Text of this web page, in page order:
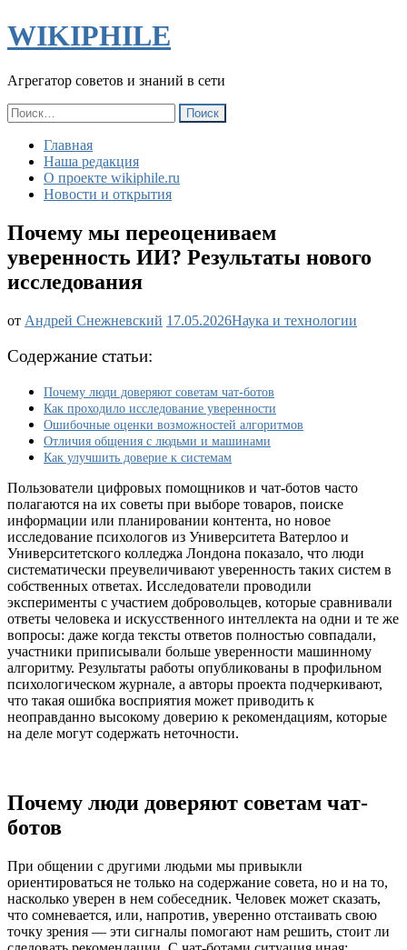
WIKIPHILE
Агрегатор советов и знаний в сети
Найти:
Главная
Наша редакция
О проекте wikiphile.ru
Новости и открытия
Почему мы переоцениваем
уверенность ИИ? Результаты нового
исследования
от Андрей Снежневский 17.05.2026Почему
ИИ?
Результаты
нового
исследования
Наука и технологии
Содержание статьи:
Почему люди доверяют советам чат-ботов
Как проходило исследование уверенности
Ошибочные оценки возможностей алгоритмов
Отличия общения с людьми и машинами
Как улучшить доверие к системам
Пользователи цифровых помощников и чат-ботов часто
полагаются на их советы при выборе товаров, поиске
информации или планировании контента, но новое
исследование психологов из Университета Ватерлоо и
Университетского колледжа Лондона показало, что люди
систематически преувеличивают уверенность таких систем в
собственных ответах. Исследователи проводили
эксперименты с участием добровольцев, которые сравнивали
ответы человека и искусственного интеллекта на одни и те же
вопросы: даже когда тексты ответов полностью совпадали,
участники приписывали больше уверенности машинному
алгоритму. Результаты работы опубликованы в профильном
психологическом журнале, а авторы проекта подчеркивают,
что такая ошибка восприятия может приводить к
неоправданно высокому доверию к рекомендациям, которые
на деле могут содержать неточности.
Почему люди доверяют советам чат-
ботов
При общении с другими людьми мы привыкли
ориентироваться не только на содержание совета, но и на то,
насколько уверен в нем собеседник. Человек может сказать,
что сомневается, или, напротив, уверенно отстаивать свою
точку зрения — эти сигналы помогают нам решить, стоит ли